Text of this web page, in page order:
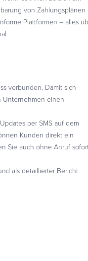
von Zahlungsplänen
Plattformen – alles
verbunden. Damit sich
Unternehmen einen
per SMS auf dem
Kunden direkt ein
Sie auch ohne Anruf
als detaillierter Bericht